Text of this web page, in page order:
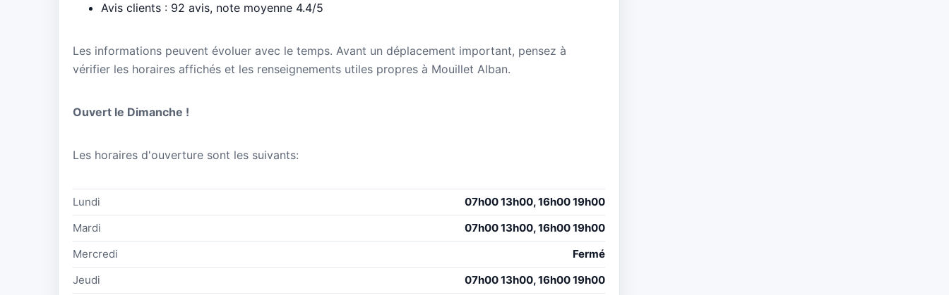
Avis clients : 92 avis, note moyenne 4.4/5
Les informations peuvent évoluer avec le temps. Avant un déplacement important, pensez à
vérifier les horaires affichés et les renseignements utiles propres à Mouillet Alban.
Ouvert le Dimanche !
Les horaires d'ouverture sont les suivants:
Lundi
07h00 13h00, 16h00 19h00
Mardi
07h00 13h00, 16h00 19h00
Mercredi
Fermé
Jeudi
07h00 13h00, 16h00 19h00